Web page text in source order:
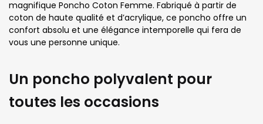
magnifique Poncho Coton Femme. Fabriqué à partir de
coton de haute qualité et d’acrylique, ce poncho offre un
confort absolu et une élégance intemporelle qui fera de
vous une personne unique.
Un poncho polyvalent pour
toutes les occasions